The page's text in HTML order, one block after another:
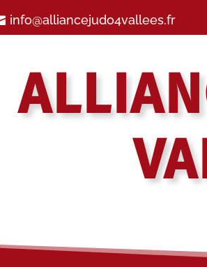
info@alliancejudo4vallees.fr